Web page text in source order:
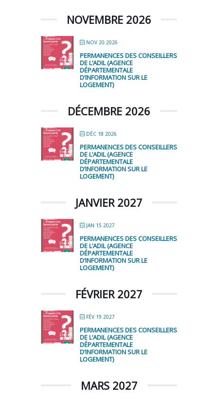
NOVEMBRE 2026
NOV 20 2026
PERMANENCES DES CONSEILLERS
DE L’ADIL (AGENCE
DÉPARTEMENTALE
D’INFORMATION SUR LE
LOGEMENT)
DÉCEMBRE 2026
DÉC 18 2026
PERMANENCES DES CONSEILLERS
DE L’ADIL (AGENCE
DÉPARTEMENTALE
D’INFORMATION SUR LE
LOGEMENT)
JANVIER 2027
JAN 15 2027
PERMANENCES DES CONSEILLERS
DE L’ADIL (AGENCE
DÉPARTEMENTALE
D’INFORMATION SUR LE
LOGEMENT)
FÉVRIER 2027
FÉV 19 2027
PERMANENCES DES CONSEILLERS
DE L’ADIL (AGENCE
DÉPARTEMENTALE
D’INFORMATION SUR LE
LOGEMENT)
MARS 2027